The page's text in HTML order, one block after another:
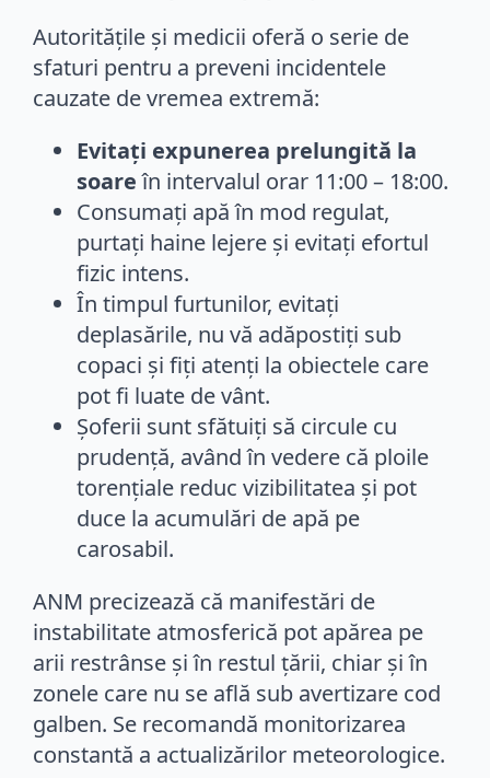
Autoritățile și medicii oferă o serie de
sfaturi pentru a preveni incidentele
cauzate de vremea extremă:
Evitați expunerea prelungită la
soareîn intervalul orar 11:00 – 18:00.
Consumați apă în mod regulat,
purtați haine lejere și evitați efortul
fizic intens.
În timpul furtunilor, evitați
deplasările, nu vă adăpostiți sub
copaci și fiți atenți la obiectele care
pot fi luate de vânt.
Șoferii sunt sfătuiți să circule cu
prudență, având în vedere că ploile
torențiale reduc vizibilitatea și pot
duce la acumulări de apă pe
carosabil.
ANM precizează că manifestări de
instabilitate atmosferică pot apărea pe
arii restrânse și în restul țării, chiar și în
zonele care nu se află sub avertizare cod
galben. Se recomandă monitorizarea
constantă a actualizărilor meteorologice.